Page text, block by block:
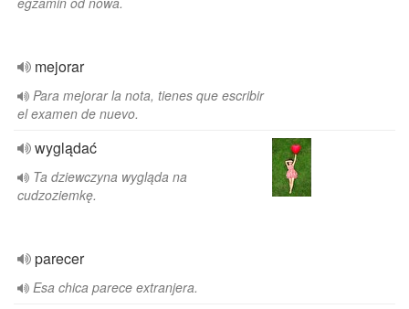
mejorar
Para mejorar la nota, tienes que escribir
el examen de nuevo.
wyglądać
Ta dziewczyna wygląda na
cudzoziemkę.
parecer
Esa chica parece extranjera.